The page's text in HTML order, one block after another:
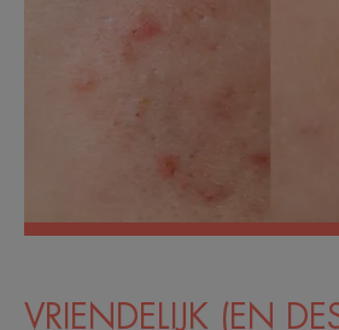
VRIENDELIJK (EN